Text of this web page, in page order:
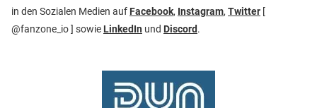
in den Sozialen Medien auf Facebook, Instagram, Twitter [
@fanzone_io ] sowie LinkedIn und Discord.